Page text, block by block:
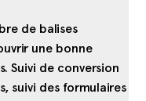
de balises
une bonne
Suivi de conversion
suivi des formulaires